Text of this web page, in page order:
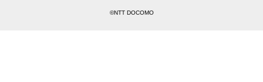
©NTT DOCOMO